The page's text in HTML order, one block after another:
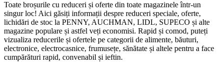
Toate broșurile cu reduceri și oferte din toate magazinele într-un
singur loc! Aici găsiți informații despre reduceri speciale, oferte,
lichidări de stoc la PENNY, AUCHMAN, LIDL, SUPECO și alte
magazine populare și astfel veți economisi. Rapid și comod, puteți
vizualiza reducerile și ofertele pe categorii de alimente, băuturi,
electronice, electrocasnice, frumusețe, sănătate și altele pentru a face
cumpărături rapid, convenabil și ieftin.